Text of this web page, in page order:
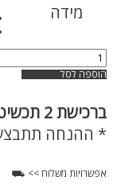
מידה
כמות
של
טבעת
לגבר
כסף
ספייק
הוספה לסל
ברכישת
* ההנחה
אפשרויות משלוח >> ⛟